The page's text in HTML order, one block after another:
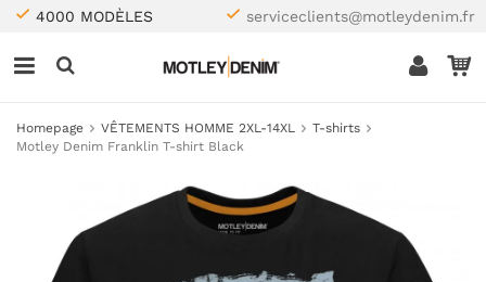
4000 MODÈLES serviceclients@motleydenim.fr
Homepage VÊTEMENTS HOMME 2XL-14XL
T-shirts
Motley Denim Franklin T-shirt Black